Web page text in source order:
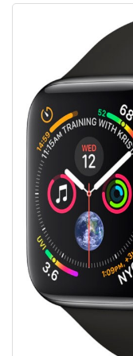
Tính nănggọi cứu
hơn
Tính năng gọi cứu hộ
hữu ích với ai thường
đang ở đâu và gọi đến
Apple có ghi chú rõ
Tại đây.